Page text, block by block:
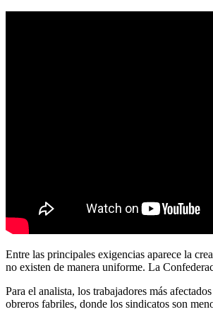
Entre las principales exigencias aparece la
no existen de manera uniforme. La
Para el analista, los trabajadores más
obreros fabriles, donde los sindicatos son